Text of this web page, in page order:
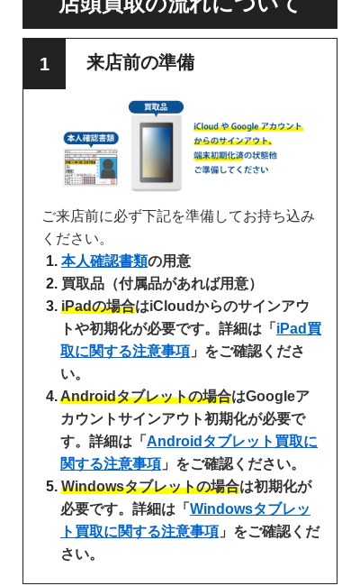
来店前の準備
ご来店前に必ず下記を準備してお持ち込み
ください。
本人確認書類の用意
買取品（付属品があれば用意）
iPadの場合はiCloudからのサインアウ
トや初期化が必要です。詳細は「 iPad買
取に関する注意事項 」をご確認くださ
い。
Androidタブレットの場合はGoogleア
カウントサインアウト初期化が必要で
す。詳細は「 Androidタブレット買取に
関する注意事項 」をご確認ください。
Windowsタブレットの場合は初期化が
必要です。詳細は「 Windowsタブレッ
ト買取に関する注意事項 」をご確認くだ
さい。